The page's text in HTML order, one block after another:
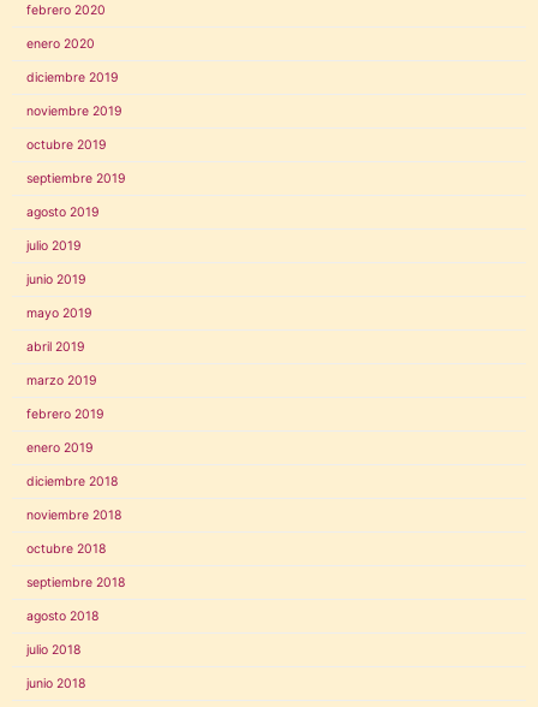
febrero 2020
enero 2020
diciembre 2019
noviembre 2019
octubre 2019
septiembre 2019
agosto 2019
julio 2019
junio 2019
mayo 2019
abril 2019
marzo 2019
febrero 2019
enero 2019
diciembre 2018
noviembre 2018
octubre 2018
septiembre 2018
agosto 2018
julio 2018
junio 2018